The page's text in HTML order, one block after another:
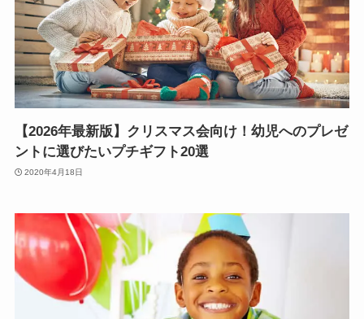
【2026年最新版】クリスマス会向け！幼児へのプレゼ
ントに選びたいプチギフト20選
2020年4月18日